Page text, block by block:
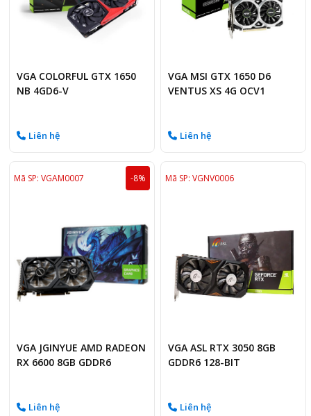
VGA COLORFUL GTX 1650
NB 4GD6-V
Liên hệ
VGA MSI GTX 1650 D6
VENTUS XS 4G OCV1
Liên hệ
Mã SP: VGAM0007 -8%
VGA JGINYUE AMD RADEON
RX 6600 8GB GDDR6
Liên hệ
Mã SP: VGNV0006
VGA ASL RTX 3050 8GB
GDDR6 128-BIT
Liên hệ